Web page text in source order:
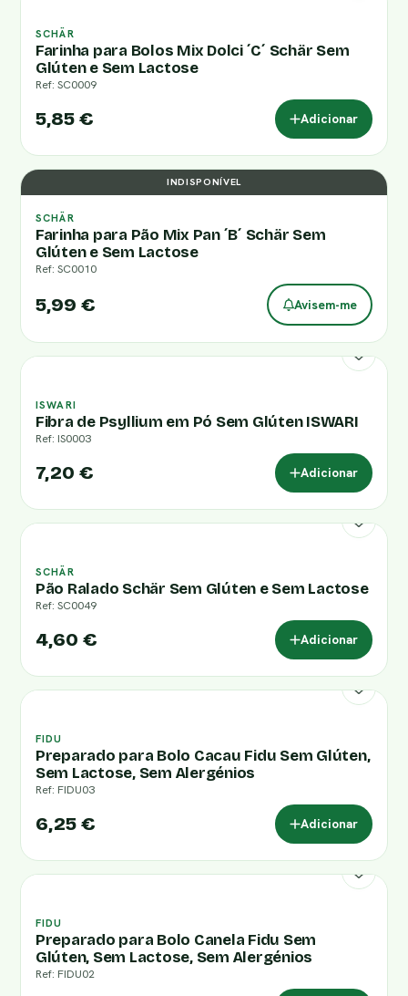
SCHÄR
Farinha para Bolos Mix Dolci ´C´ Schär Sem
Glúten e Sem Lactose
Ref: SC0009
5,85 € Adicionar
INDISPONÍVEL
SCHÄR
Farinha para Pão Mix Pan ´B´ Schär Sem
Glúten e Sem Lactose
Ref: SC0010
5,99 € Avisem-me
ISWARI
Fibra de Psyllium em Pó Sem Glúten ISWARI
Ref: IS0003
7,20 € Adicionar
SCHÄR
Pão Ralado Schär Sem Glúten e Sem Lactose
Ref: SC0049
4,60 € Adicionar
FIDU
Preparado para Bolo Cacau Fidu Sem Glúten,
Sem Lactose, Sem Alergénios
Ref: FIDU03
6,25 € Adicionar
FIDU
Preparado para Bolo Canela Fidu Sem
Glúten, Sem Lactose, Sem Alergénios
Ref: FIDU02